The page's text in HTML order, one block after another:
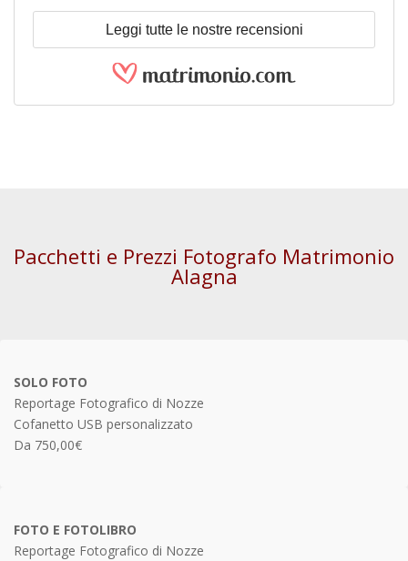
Leggi tutte le nostre recensioni
Pacchetti e Prezzi Fotografo Matrimonio
Alagna
SOLO FOTO
Reportage Fotografico di Nozze
Cofanetto USB personalizzato
Da 750,00€
FOTO E FOTOLIBRO
Reportage Fotografico di Nozze